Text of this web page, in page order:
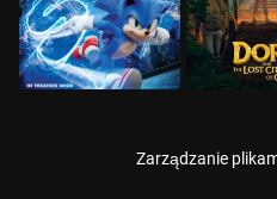
Zarządzanie